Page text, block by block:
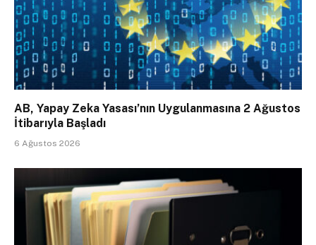
AB, Yapay Zeka Yasası’nın Uygulanmasına 2 Ağustos
İtibarıyla Başladı
6 Ağustos 2026